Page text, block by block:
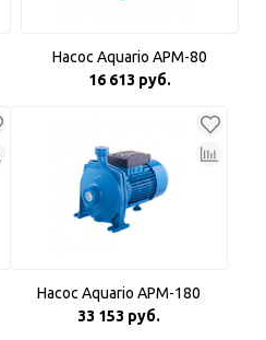
Насос Aquario APM-80
16 613 руб.
Насос Aquario APM-180
33 153 руб.